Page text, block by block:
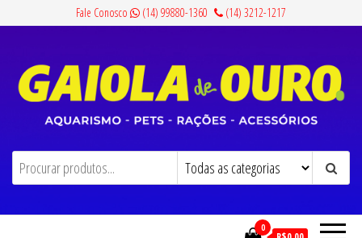
conteúdo
Fale Conosco (14) 99880-1360 (14) 3212-1217
Gaiola de Ouro Aquarismo, Pets, Rações e Acessórios
0